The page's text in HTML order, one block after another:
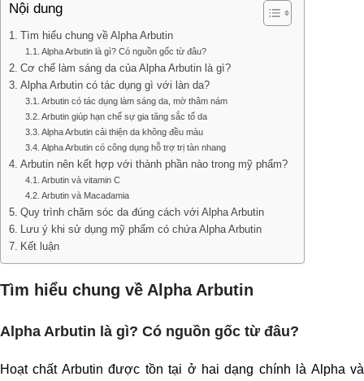
Nội dung
Tìm hiểu chung về Alpha Arbutin
Alpha Arbutin là gì? Có nguồn gốc từ đâu?
Cơ chế làm sáng da của Alpha Arbutin là gì?
Alpha Arbutin có tác dụng gì với làn da?
Arbutin có tác dụng làm sáng da, mờ thâm nám
Arbutin giúp hạn chế sự gia tăng sắc tố da
Alpha Arbutin cải thiện da không đều màu
Alpha Arbutin có công dụng hỗ trợ trị tàn nhang
Arbutin nên kết hợp với thành phần nào trong mỹ phẩm?
Arbutin và vitamin C
Arbutin và Macadamia
Quy trình chăm sóc da đúng cách với Alpha Arbutin
Lưu ý khi sử dụng mỹ phẩm có chứa Alpha Arbutin
Kết luận
Tìm hiểu chung về Alpha Arbutin
Alpha Arbutin là gì? Có nguồn gốc từ đâu?
Hoạt chất Arbutin được tồn tại ở hai dạng chính là Alpha và